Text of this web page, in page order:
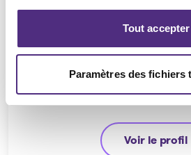
Tout accepter
Paramètres des fichiers
Vicky Var
CIRP, SAI
Voir le profil
Vicky Var